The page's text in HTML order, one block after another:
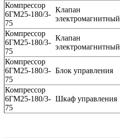
Компрессор
6ГМ25-180/3-
75
Клапан
электромагнитный
Компрессор
6ГМ25-180/3-
75
Клапан
электромагнитный
Компрессор
6ГМ25-180/3-
75
Блок управления
Компрессор
6ГМ25-180/3-
75
Шкаф управления